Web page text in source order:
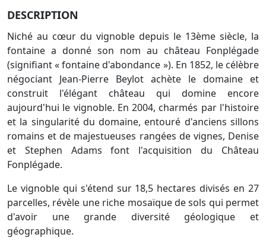
DESCRIPTION
Niché au cœur du vignoble depuis le 13ème siècle, la
fontaine a donné son nom au château Fonplégade
(signifiant « fontaine d'abondance »). En 1852, le célèbre
négociant Jean-Pierre Beylot achète le domaine et
construit l'élégant château qui domine encore
aujourd'hui le vignoble. En 2004, charmés par l'histoire
et la singularité du domaine, entouré d'anciens sillons
romains et de majestueuses rangées de vignes, Denise
et Stephen Adams font l'acquisition du Château
Fonplégade.
Le vignoble qui s'étend sur 18,5 hectares divisés en 27
parcelles, révèle une riche mosaïque de sols qui permet
d'avoir une grande diversité géologique et
géographique.